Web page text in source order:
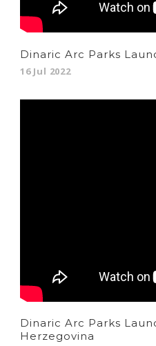
Dinaric Arc Parks
16 Jul 2022
Dinaric Arc Parks
Herzegovina